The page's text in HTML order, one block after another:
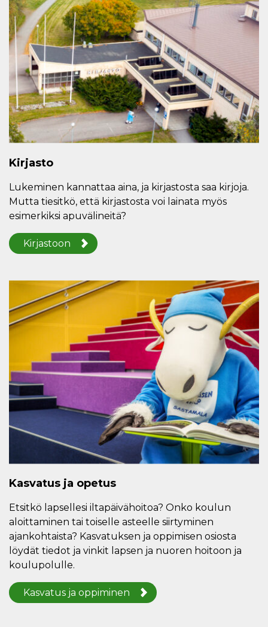
Kirjasto
Lukeminen kannattaa aina, ja kirjastosta saa kirjoja.
Mutta tiesitkö, että kirjastosta voi lainata myös
esimerkiksi apuvälineitä?
Kirjastoon
Kasvatus ja opetus
Etsitkö lapsellesi iltapäivähoitoa? Onko koulun
aloittaminen tai toiselle asteelle siirtyminen
ajankohtaista? Kasvatuksen ja oppimisen osiosta
löydät tiedot ja vinkit lapsen ja nuoren hoitoon ja
koulupolulle.
Kasvatus ja oppiminen